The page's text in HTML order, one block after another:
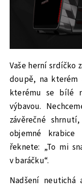
Vaše herní srdíčko
doupě, na kterém
kterému se bílé
výbavou.
závěrečné
objemné
řeknete: „To mi
v baráčku“.
Nadšení